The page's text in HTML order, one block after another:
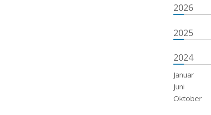
2026
2025
2024
Januar
Juni
Oktober